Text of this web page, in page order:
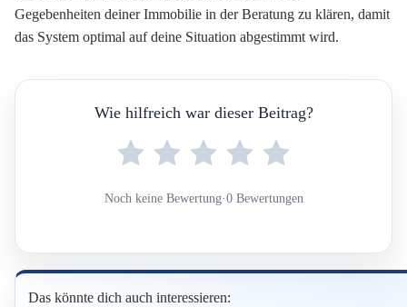
Gegebenheiten deiner Immobilie in der Beratung zu klären, damit
das System optimal auf deine Situation abgestimmt wird.
Wie hilfreich war dieser Beitrag?
Noch keine Bewertung·0 Bewertungen
Das könnte dich auch interessieren: